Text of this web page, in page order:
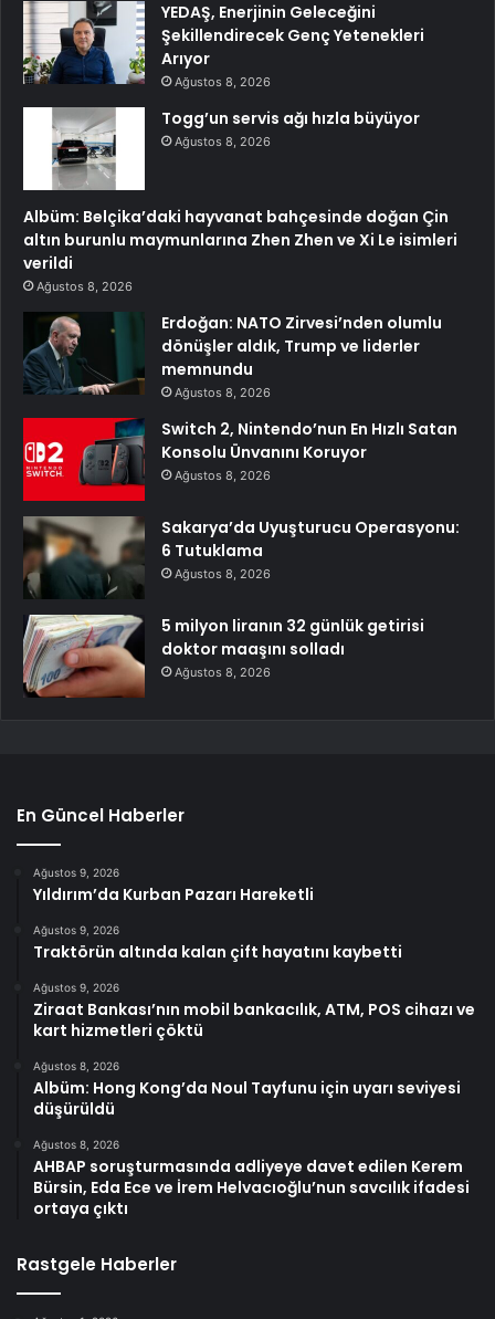
YEDAŞ, Enerjinin Geleceğini
Şekillendirecek Genç Yetenekleri
Arıyor
Ağustos 8, 2026
Togg’un servis ağı hızla büyüyor
Ağustos 8, 2026
Albüm: Belçika’daki hayvanat bahçesinde doğan Çin
altın burunlu maymunlarına Zhen Zhen ve Xi Le isimleri
verildi
Ağustos 8, 2026
Erdoğan: NATO Zirvesi’nden olumlu
dönüşler aldık, Trump ve liderler
memnundu
Ağustos 8, 2026
Switch 2, Nintendo’nun En Hızlı Satan
Konsolu Ünvanını Koruyor
Ağustos 8, 2026
Sakarya’da Uyuşturucu Operasyonu:
6 Tutuklama
Ağustos 8, 2026
5 milyon liranın 32 günlük getirisi
doktor maaşını solladı
Ağustos 8, 2026
En Güncel Haberler
Ağustos 9, 2026
Yıldırım’da Kurban Pazarı Hareketli
Ağustos 9, 2026
Traktörün altında kalan çift hayatını kaybetti
Ağustos 9, 2026
Ziraat Bankası’nın mobil bankacılık, ATM, POS cihazı ve
kart hizmetleri çöktü
Ağustos 8, 2026
Albüm: Hong Kong’da Noul Tayfunu için uyarı seviyesi
düşürüldü
Ağustos 8, 2026
AHBAP soruşturmasında adliyeye davet edilen Kerem
Bürsin, Eda Ece ve İrem Helvacıoğlu’nun savcılık ifadesi
ortaya çıktı
Rastgele Haberler